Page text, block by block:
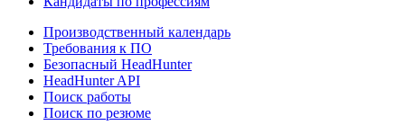
Производственный календарь
Требования к ПО
Безопасный HeadHunter
HeadHunter API
Поиск работы
Поиск по резюме